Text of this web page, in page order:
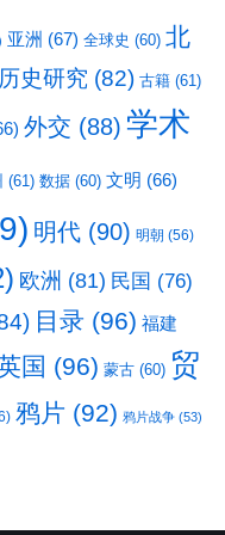
亚洲 (67) 全球史 (60) 北
历史研究 (82) 古籍 (61)
外交 (88) 学术
(61) 数据 (60) 文明 (66)
明代 (90) 明朝 (56)
欧洲 (81) 民国 (76)
目录 (96) 福建
国 (96) 蒙古 (60) 贸
鸦片 (92) 鸦片战争 (53)